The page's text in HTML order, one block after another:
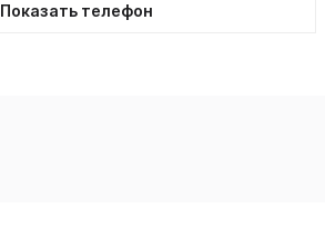
Показать телефон